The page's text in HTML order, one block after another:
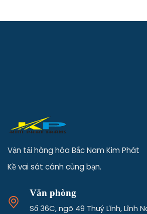
Vận tải hàng hóa Bắc Nam Kim Phát
Kề vai sát cánh cùng bạn.
Văn phòng
Số 36C, ngõ 49 Thuý Lĩnh, Lĩnh